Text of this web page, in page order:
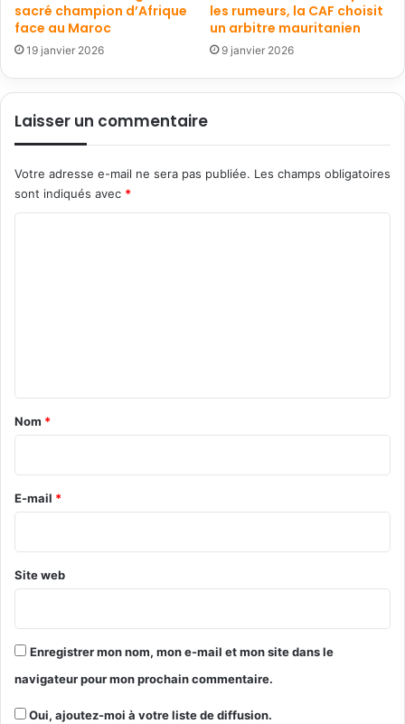
sacré champion d’Afrique
face au Maroc
19 janvier 2026
les rumeurs, la CAF choisit
un arbitre mauritanien
9 janvier 2026
Laisser un commentaire
Votre adresse e-mail ne sera pas publiée. Les champs obligatoires
sont indiqués avec *
a
r
e
Nom *
E-mail *
Site web
Enregistrer mon nom, mon e-mail et mon site dans le
navigateur pour mon prochain commentaire.
Oui, ajoutez-moi à votre liste de diffusion.